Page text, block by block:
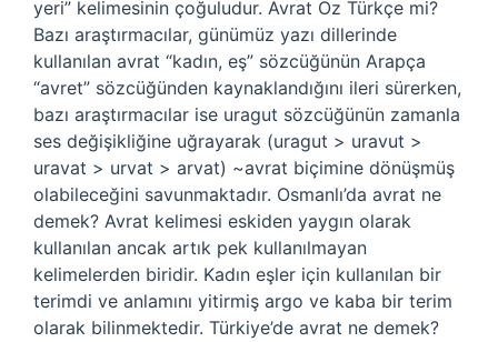
yeri” kelimesinin çoğuludur. Avrat Öz Türkçe mi?
Bazı araştırmacılar, günümüz yazı dillerinde
kullanılan avrat “kadın, eş” sözcüğünün Arapça
“avret” sözcüğünden kaynaklandığını ileri sürerken,
bazı araştırmacılar ise uragut sözcüğünün zamanla
ses değişikliğine uğrayarak (uragut > uravut >
uravat > urvat > arvat) ~avrat biçimine dönüşmüş
olabileceğini savunmaktadır. Osmanlı’da avrat ne
demek? Avrat kelimesi eskiden yaygın olarak
kullanılan ancak artık pek kullanılmayan
kelimelerden biridir. Kadın eşler için kullanılan bir
terimdi ve anlamını yitirmiş argo ve kaba bir terim
olarak bilinmektedir. Türkiye’de avrat ne demek?